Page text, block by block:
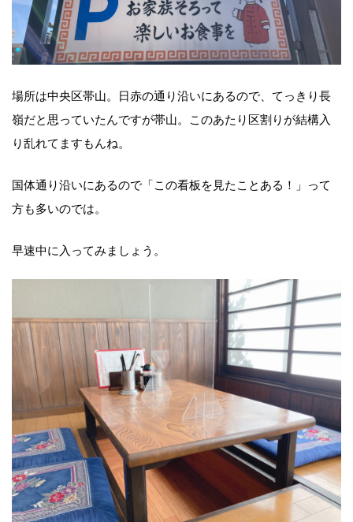
場所は中央区帯山。日赤の通り沿いにあるので、てっきり長
嶺だと思っていたんですが帯山。このあたり区割りが結構入
り乱れてますもんね。
国体通り沿いにあるので「この看板を見たことある！」って
方も多いのでは。
早速中に入ってみましょう。